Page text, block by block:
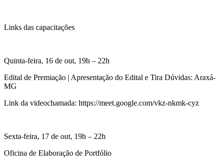
Links das capacitações
Quinta-feira, 16 de out, 19h – 22h
Edital de Premiação | Apresentação do Edital e Tira Dúvidas: Araxá-
MG
Link da videochamada: https://meet.google.com/vkz-nkmk-cyz
Sexta-feira, 17 de out, 19h – 22h
Oficina de Elaboração de Portfólio